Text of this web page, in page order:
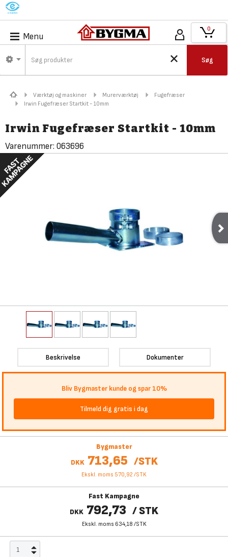
M
Menu
Søg
0
Værktøj og maskiner Murerværktøj
Fugefræser
Irwin Fugefræser Startkit - 10mm
Irwin Fugefræser Startkit - 10mm
Varenummer: 063696
Beskrivelse Dokumenter
Bliv Bygmaster kunde og spar 10%
Tilmeld dig gratis i dag
Bygmaster
DKK 713,65 /STK
Ekskl. moms 570,92 /STK
Fast Kampagne
DKK 792,73 /STK
Ekskl. moms 634,18 /STK